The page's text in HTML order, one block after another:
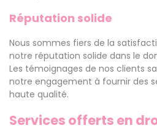
Réputation solide
Nous sommes fiers de la
notre réputation solide dans le
Les témoignages de nos clients
notre engagement à fournir des
haute qualité.
Services offerts en